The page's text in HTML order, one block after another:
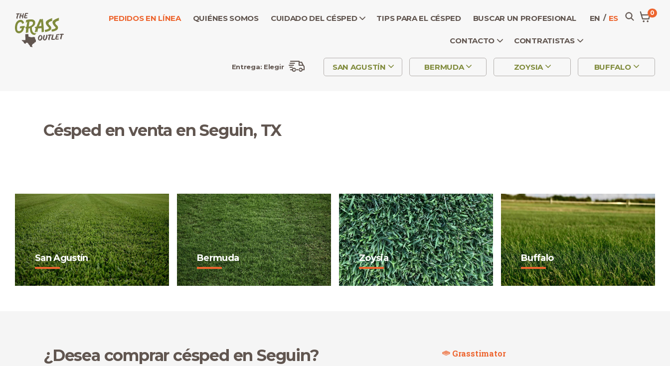
PEDIDOS EN LÍNEA QUIÉNES SOMOS CUIDADO DEL CÉSPED TIPS PARA EL CÉSPED BUSCAR UN PROFESIONAL
CONTACTO CONTRATISTAS
EN ES
0
Entrega: Elegir SAN AGUSTÍN BERMUDA ZOYSIA BUFFALO
Césped en venta en Seguin, TX
San Agustín
San Agustín ha sido durante
Bermuda
Bermuda es un césped de hoja
Zoysia
Zoysia se está posicionando
Buffalo
Buffalo is a true Texas native
¿Desea comprar césped en Seguin? Grasstimator